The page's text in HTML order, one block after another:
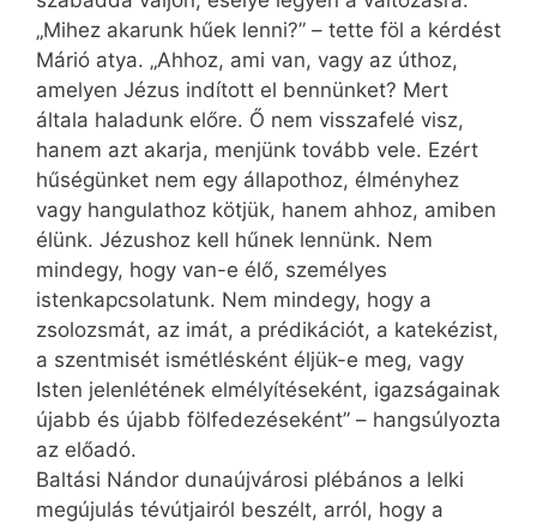
„Mihez akarunk hűek lenni?” – tette föl a kérdést
Márió atya. „Ahhoz, ami van, vagy az úthoz,
amelyen Jézus indított el bennünket? Mert
általa haladunk előre. Ő nem visszafelé visz,
hanem azt akarja, menjünk tovább vele. Ezért
hűségünket nem egy állapothoz, élményhez
vagy hangulathoz kötjük, hanem ahhoz, amiben
élünk. Jézushoz kell hűnek lennünk. Nem
mindegy, hogy van-e élő, személyes
istenkapcsolatunk. Nem mindegy, hogy a
zsolozsmát, az imát, a prédikációt, a katekézist,
a szentmisét ismétlésként éljük-e meg, vagy
Isten jelenlétének elmélyítéseként, igaz­ságainak
újabb és újabb fölfedezéseként” – hangsúlyozta
az előadó.
Baltási Nándor dunaújvárosi plébános a lelki
megújulás tévútjairól beszélt, arról, hogy a